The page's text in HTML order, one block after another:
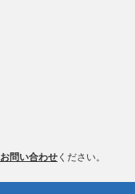
お問い合わせ ください。